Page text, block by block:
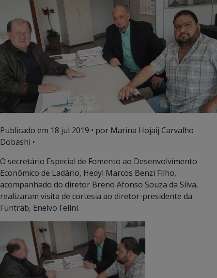
Publicado em 18 jul 2019 • por Marina Hojaij Carvalho
Dobashi •
O secretário Especial de Fomento ao Desenvolvimento
Econômico de Ladário, Hedyl Marcos Benzi Filho,
acompanhado do diretor Breno Afonso Souza da Silva,
realizaram visita de cortesia ao diretor-presidente da
Funtrab, Enelvo Felini.